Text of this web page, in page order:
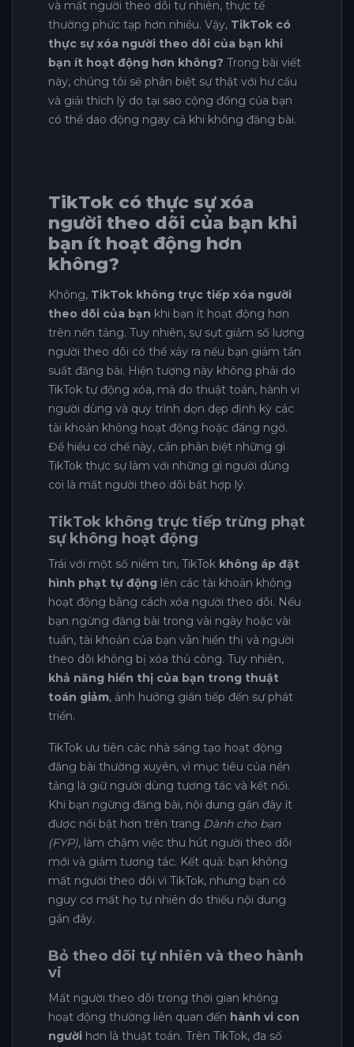
và mất người theo dõi tự nhiên, thực tế
thường phức tạp hơn nhiều. Vậy, TikTok có
thực sự xóa người theo dõi của bạn khi
bạn ít hoạt động hơn không? Trong bài viết
này, chúng tôi sẽ phân biệt sự thật với hư cấu
và giải thích lý do tại sao cộng đồng của bạn
có thể dao động ngay cả khi không đăng bài.
TikTok có thực sự xóa
người theo dõi của bạn khi
bạn ít hoạt động hơn
không?
Không, TikTok không trực tiếp xóa người
theo dõi của bạn khi bạn ít hoạt động hơn
trên nền tảng. Tuy nhiên, sự sụt giảm số lượng
người theo dõi có thể xảy ra nếu bạn giảm tần
suất đăng bài. Hiện tượng này không phải do
TikTok tự động xóa, mà do thuật toán, hành vi
người dùng và quy trình dọn dẹp định kỳ các
tài khoản không hoạt động hoặc đáng ngờ.
Để hiểu cơ chế này, cần phân biệt những gì
TikTok thực sự làm với những gì người dùng
coi là mất người theo dõi bất hợp lý.
TikTok không trực tiếp trừng phạt
sự không hoạt động
Trái với một số niềm tin, TikTok không áp đặt
hình phạt tự động lên các tài khoản không
hoạt động bằng cách xóa người theo dõi. Nếu
bạn ngừng đăng bài trong vài ngày hoặc vài
tuần, tài khoản của bạn vẫn hiển thị và người
theo dõi không bị xóa thủ công. Tuy nhiên,
khả năng hiển thị của bạn trong thuật
toán giảm, ảnh hưởng gián tiếp đến sự phát
triển.
TikTok ưu tiên các nhà sáng tạo hoạt động
đăng bài thường xuyên, vì mục tiêu của nền
tảng là giữ người dùng tương tác và kết nối.
Khi bạn ngừng đăng bài, nội dung gần đây ít
được nổi bật hơn trên trang Dành cho bạn
(FYP), làm chậm việc thu hút người theo dõi
mới và giảm tương tác. Kết quả: bạn không
mất người theo dõi vì TikTok, nhưng bạn có
nguy cơ mất họ tự nhiên do thiếu nội dung
gần đây.
Bỏ theo dõi tự nhiên và theo hành
vi
Mất người theo dõi trong thời gian không
hoạt động thường liên quan đến hành vi con
người hơn là thuật toán. Trên TikTok, đa số